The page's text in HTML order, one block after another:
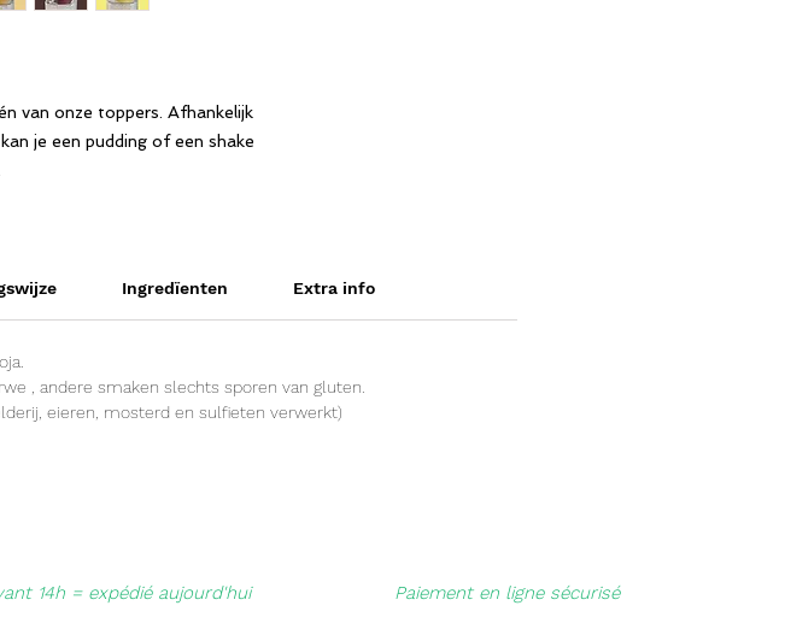
van onze toppers. Afhankelijk
je een pudding of een shake
dieet.
Ingredïenten Extra info
, andere smaken slechts sporen van gluten.
eieren, mosterd en sulfieten verwerkt)
14h = expédié aujourd'hui Paiement en ligne sécurisé